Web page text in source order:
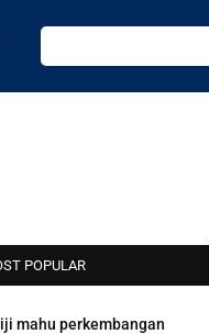
POPULAR
mahu perkembangan